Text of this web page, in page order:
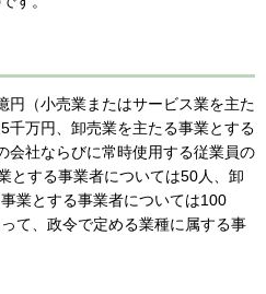
円（小売業またはサービス業を主た
千万円、卸売業を主たる事業とする
会社ならびに常時使用する従業員の
とする事業者については50人、卸
業とする事業者については100
て、政令で定める業種に属する事